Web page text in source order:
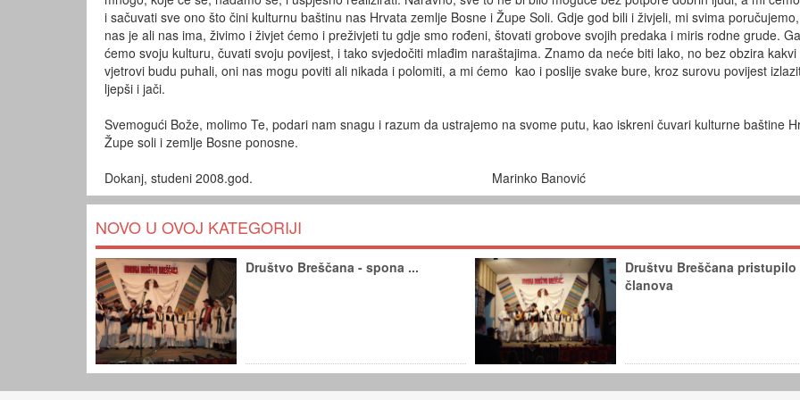
i sačuvati sve ono što čini kulturnu baštinu nas Hrvata zemlje Bosne i Župe Soli. Gdje god bili i živjeli, mi svima
nas je ali nas ima, živimo i živjet ćemo i preživjeti tu gdje smo rođeni, štovati grobove svojih predaka i miris rodne grude.
ćemo svoju kulturu, čuvati svoju povijest, i tako svjedočiti mlađim naraštajima. Znamo da neće biti lako, no bez obzira kakvi
vjetrovi budu puhali, oni nas mogu poviti ali nikada i polomiti, a mi ćemo kao i poslije svake bure, kroz surovu povijest
ljepši i jači.
Svemogući Bože, molimo Te, podari nam snagu i razum da ustrajemo na svome putu, kao iskreni čuvari kulturne baštine
Župe soli i zemlje Bosne ponosne.
Dokanj, studeni 2008.god. Marinko Banović
NOVO U OVOJ KATEGORIJI
Društvo Breščana - spona ...
Društvu Breščana pristupilo
članova